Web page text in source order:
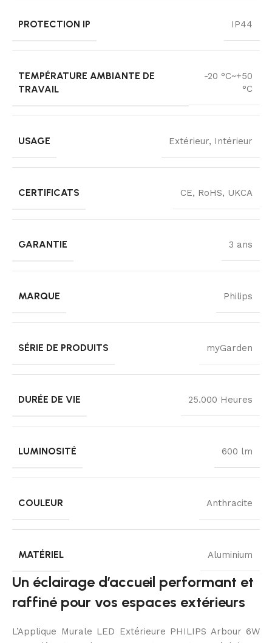
PROTECTION IP IP44
TEMPÉRATURE AMBIANTE DE
TRAVAIL
-20 °C~+50
°C
USAGE Extérieur, Intérieur
CERTIFICATS CE, RoHS, UKCA
GARANTIE 3 ans
MARQUE Philips
SÉRIE DE PRODUITS myGarden
DURÉE DE VIE 25.000 Heures
LUMINOSITÉ 600 lm
COULEUR Anthracite
MATÉRIEL Aluminium
Un éclairage d’accueil performant et
raffiné pour vos espaces extérieurs
L’Applique Murale LED Extérieure PHILIPS Arbour 6W